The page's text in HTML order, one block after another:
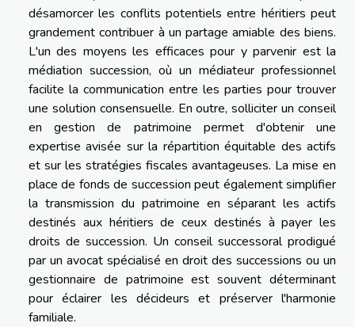
désamorcer les conflits potentiels entre héritiers peut
grandement contribuer à un partage amiable des biens.
L'un des moyens les efficaces pour y parvenir est la
médiation succession, où un médiateur professionnel
facilite la communication entre les parties pour trouver
une solution consensuelle. En outre, solliciter un conseil
en gestion de patrimoine permet d'obtenir une
expertise avisée sur la répartition équitable des actifs
et sur les stratégies fiscales avantageuses. La mise en
place de fonds de succession peut également simplifier
la transmission du patrimoine en séparant les actifs
destinés aux héritiers de ceux destinés à payer les
droits de succession. Un conseil successoral prodigué
par un avocat spécialisé en droit des successions ou un
gestionnaire de patrimoine est souvent déterminant
pour éclairer les décideurs et préserver l'harmonie
familiale.